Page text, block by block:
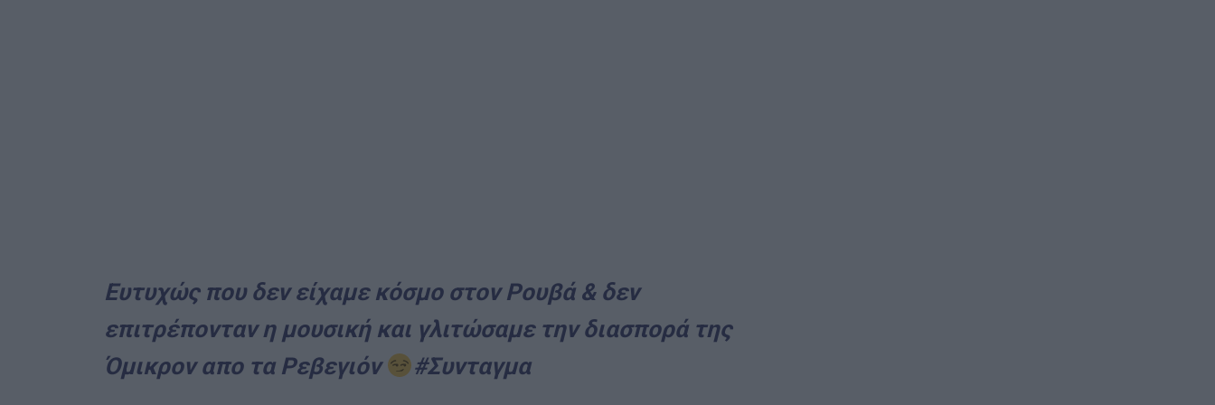
Ευτυχώς που δεν είχαμε κόσμο στον Ρουβά & δεν
επιτρέπονταν η μουσική και γλιτώσαμε την διασπορά της
Όμικρον απο τα Ρεβεγιόν
#Συνταγμα